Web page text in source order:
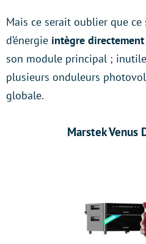
Mais ce serait oublier que ce
d’énergie intègre
son module principal ;
plusieurs onduleurs
globale.
Marstek Venus